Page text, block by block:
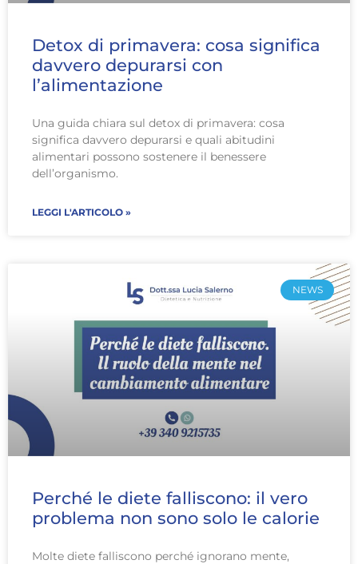
Detox di primavera: cosa significa
davvero depurarsi con
l’alimentazione
Una guida chiara sul detox di primavera: cosa
significa davvero depurarsi e quali abitudini
alimentari possono sostenere il benessere
dell’organismo.
LEGGI L'ARTICOLO »
NEWS
Perché le diete falliscono: il vero
problema non sono solo le calorie
Molte diete falliscono perché ignorano mente,